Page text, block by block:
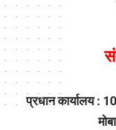
प्रधान कार्यालय :